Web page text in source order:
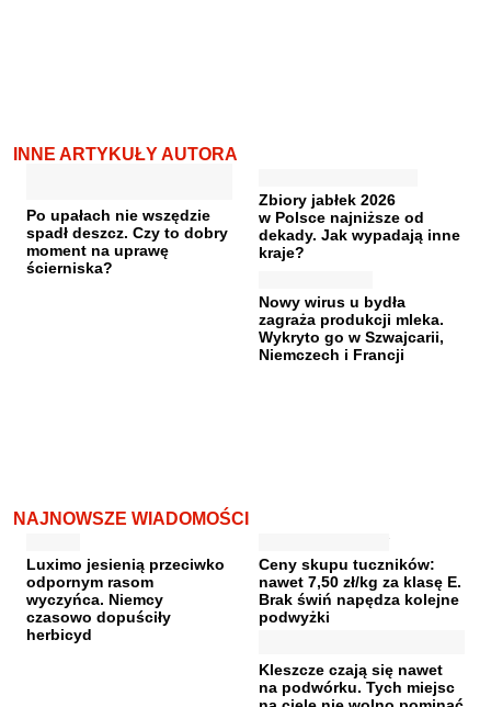
INNE ARTYKUŁY AUTORA
Po upałach nie wszędzie
spadł deszcz. Czy to dobry
moment na uprawę
ścierniska?
Zbiory jabłek 2026
w Polsce najniższe od
dekady. Jak wypadają inne
kraje?
Nowy wirus u bydła
zagraża produkcji mleka.
Wykryto go w Szwajcarii,
Niemczech i Francji
NAJNOWSZE WIADOMOŚCI
Luximo jesienią przeciwko
odpornym rasom
wyczyńca. Niemcy
czasowo dopuściły
herbicyd
Ceny skupu tuczników:
nawet 7,50 zł/kg za klasę E.
Brak świń napędza kolejne
podwyżki
Kleszcze czają się nawet
na podwórku. Tych miejsc